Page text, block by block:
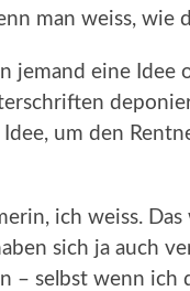
man weiss, wie
jemand eine Idee
Idee, um den
ich weiss.
sich ja auch
– selbst wenn ich